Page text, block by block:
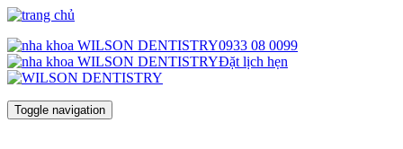
0933 08 0099
Đặt lịch hẹn
Toggle navigation